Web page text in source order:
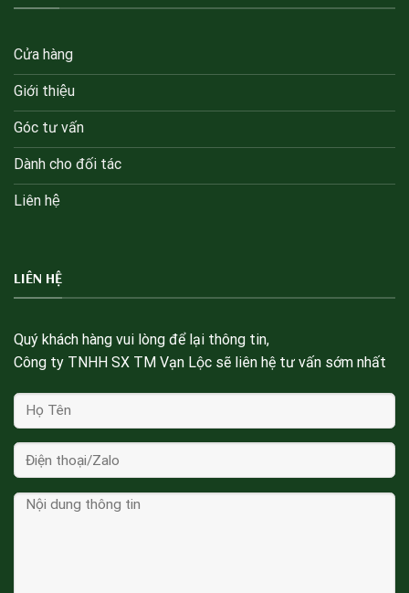
Cửa hàng
Giới thiệu
Góc tư vấn
Dành cho đối tác
Liên hệ
LIÊN HỆ
Quý khách hàng vui lòng để lại thông tin,
Công ty TNHH SX TM Vạn Lộc sẽ liên hệ tư vấn sớm nhất